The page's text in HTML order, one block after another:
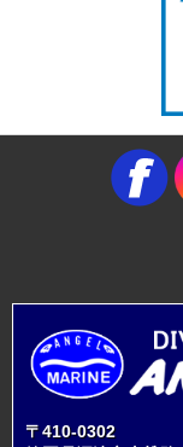
〒410-0302